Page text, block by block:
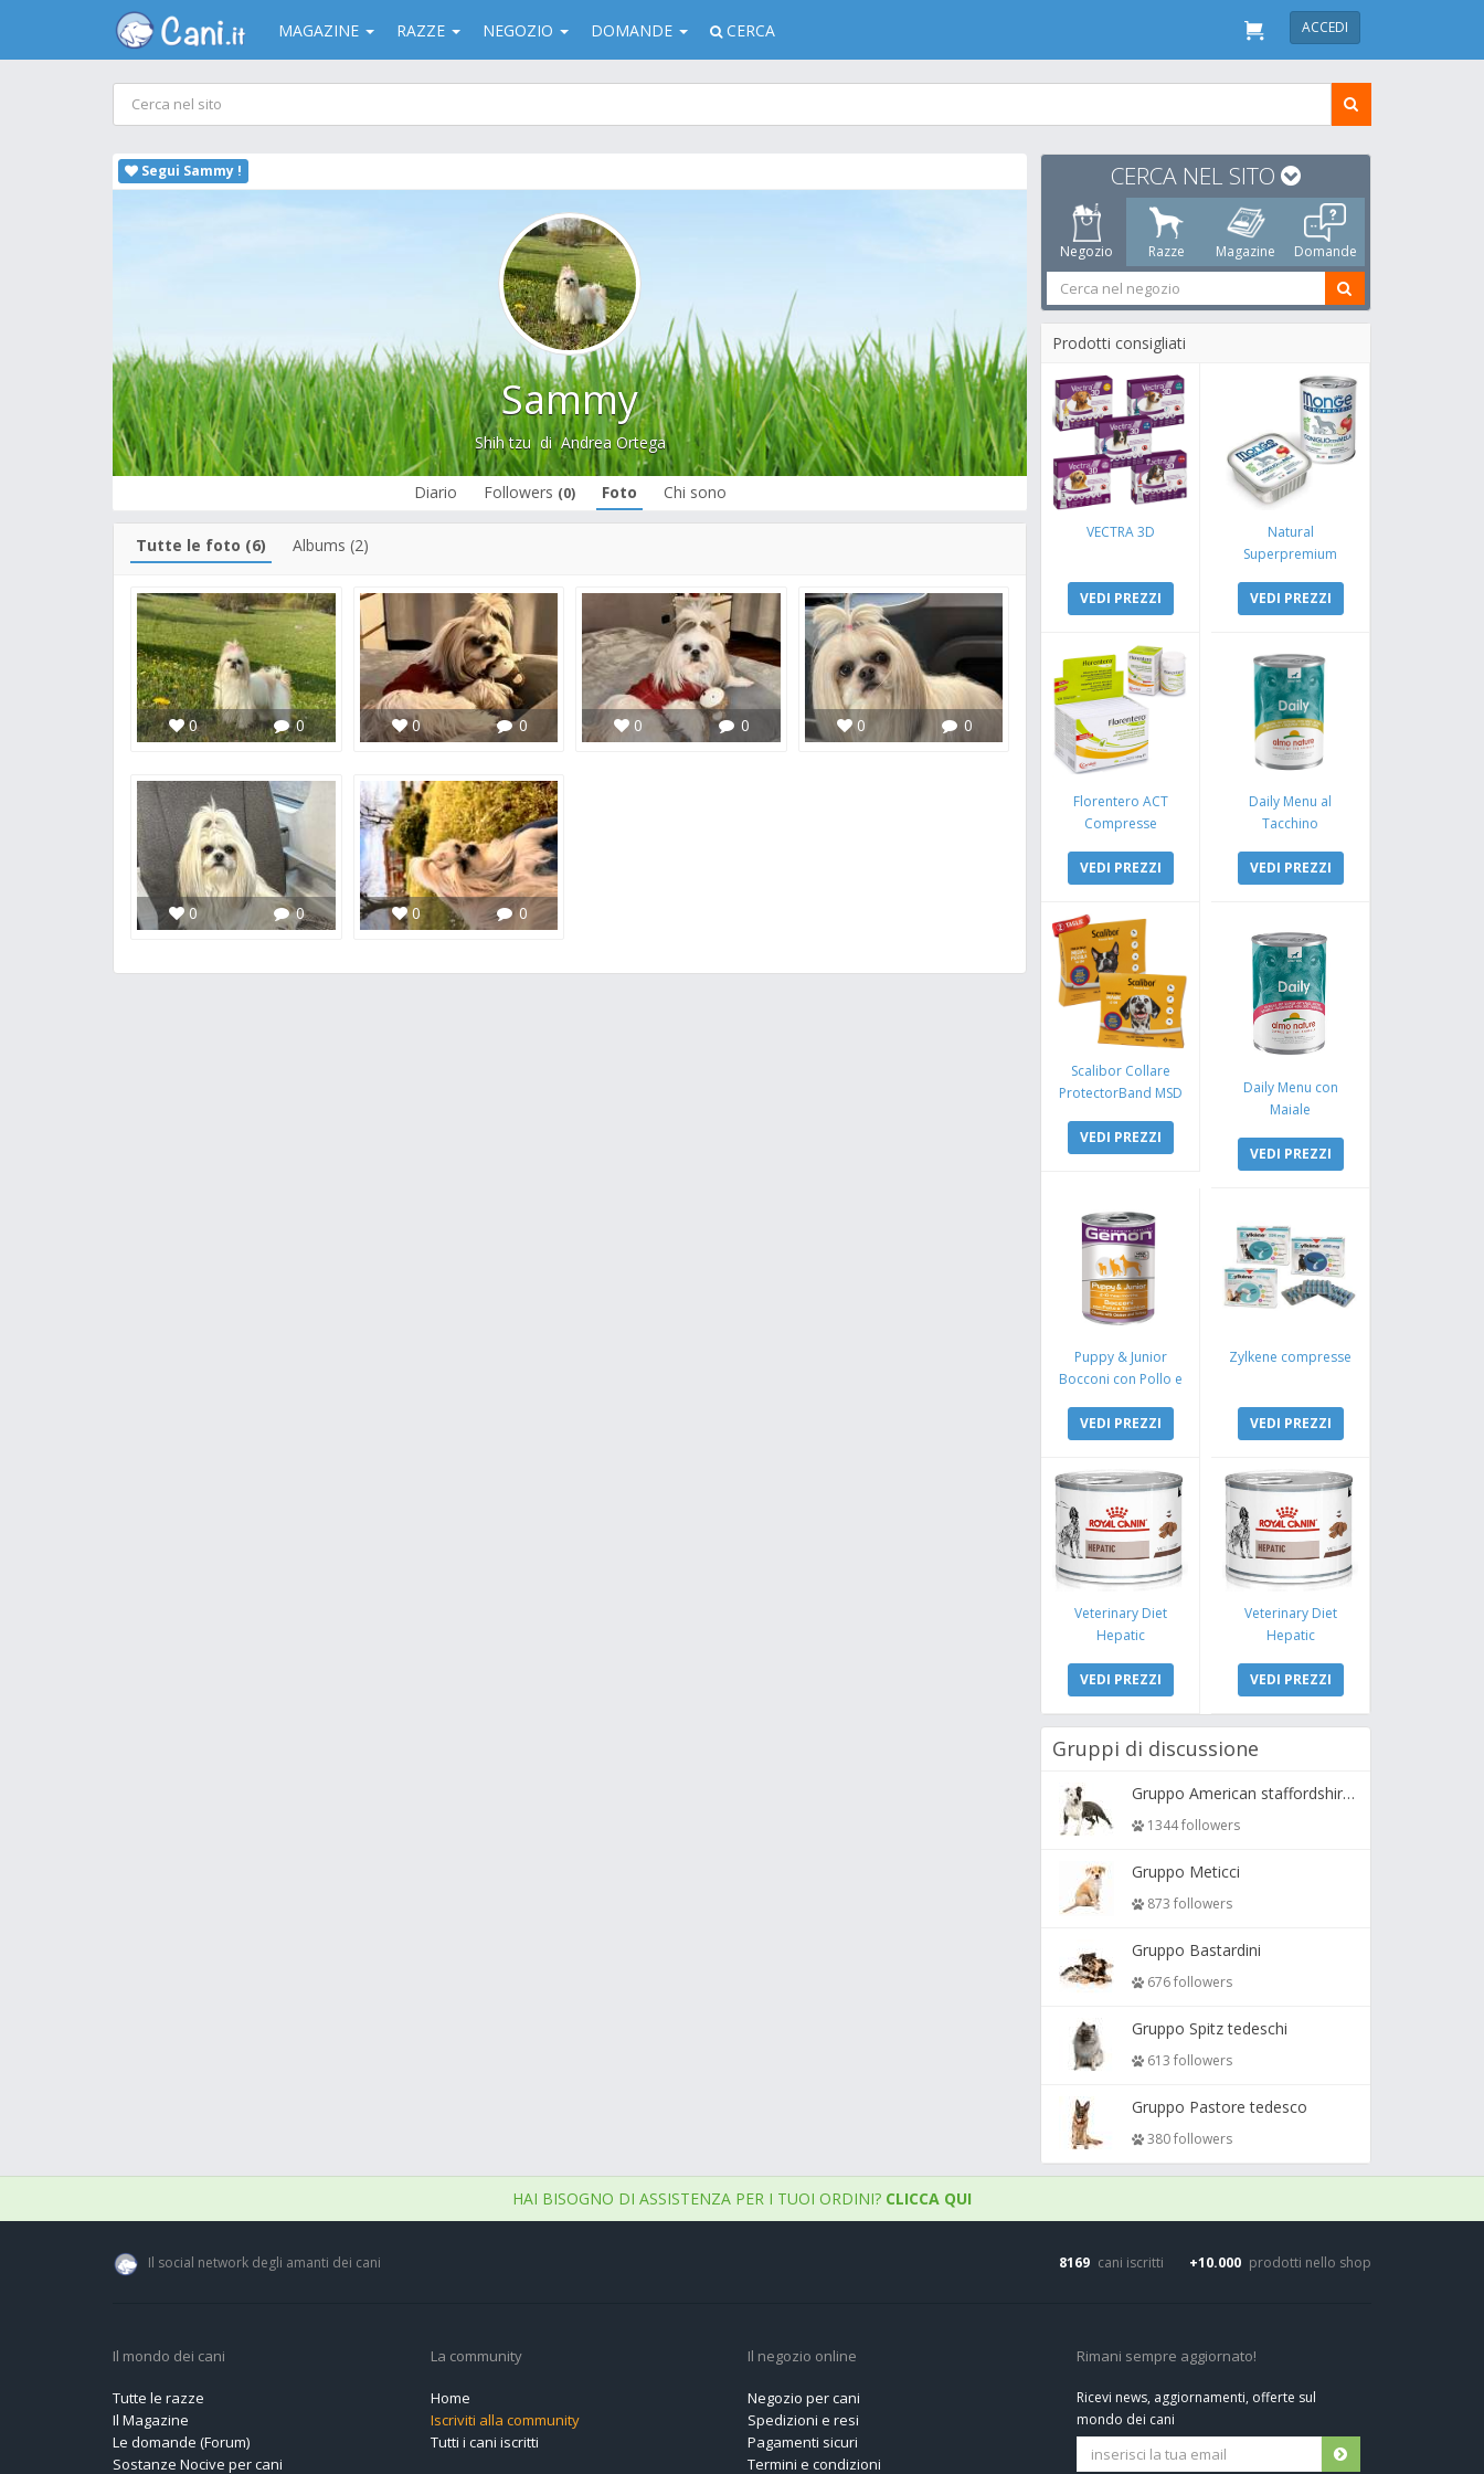
MAGAZINE RAZZE NEGOZIO DOMANDE CERCA ACCEDI
Segui Sammy !
Sammy
Shih tzudiAndrea Ortega
Diario Followers (0) Foto Chi sono
Tutte le foto (6) Albums (2)
0 0 0 0 0 0 0 0
0 0 0 0
CERCA NEL SITO
Negozio Razze Magazine Domande
Prodotti consigliati
VECTRA 3D
VEDI PREZZI
Natural
Superpremium
Coniglio e Mela
VEDI PREZZI
Florentero ACT
Compresse
VEDI PREZZI
Daily Menu al
Tacchino
VEDI PREZZI
Scalibor Collare
ProtectorBand MSD
VEDI PREZZI
Daily Menu con
Maiale
VEDI PREZZI
Puppy & Junior
Bocconi con Pollo e
VEDI PREZZI
Zylkene compresse
VEDI PREZZI
Veterinary Diet
Hepatic
VEDI PREZZI
Veterinary Diet
Hepatic
VEDI PREZZI
Gruppi di discussione
Gruppo American staffordshire terrier ( amstaff, amastaff )
1344 followers
Gruppo Meticci
873 followers
Gruppo Bastardini
676 followers
Gruppo Spitz tedeschi
613 followers
Gruppo Pastore tedesco
380 followers
HAI BISOGNO DI ASSISTENZA PER I TUOI ORDINI? CLICCA QUI
Il social network degli amanti dei cani 8169 cani iscritti +10.000 prodotti nello shop
Il mondo dei cani
Tutte le razze
Il Magazine
Le domande (Forum)
Sostanze Nocive per cani
La community
Home
Iscriviti alla community
Tutti i cani iscritti
Il negozio online
Negozio per cani
Spedizioni e resi
Pagamenti sicuri
Termini e condizioni
Rimani sempre aggiornato!
Ricevi news, aggiornamenti, offerte sul
mondo dei cani